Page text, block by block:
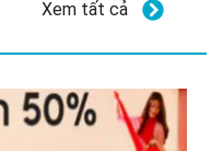
Xem tất cả